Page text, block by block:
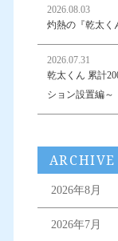
2026.08.03
灼熱の『乾太く
2026.07.31
乾太くん 累計
ション設置編～
ARCHIVE
2026年8月
2026年7月